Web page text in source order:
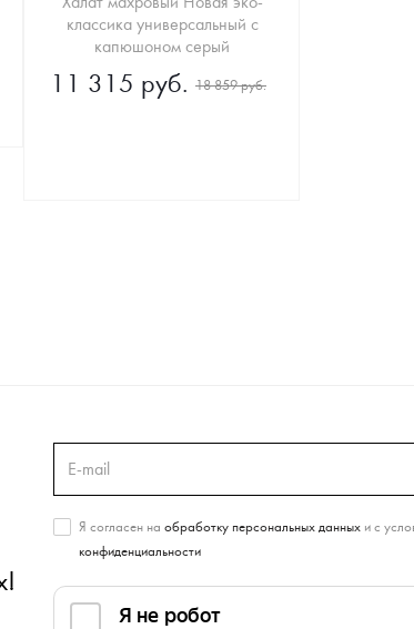
классика универсальный с
капюшоном серый
11 315 руб. 18 859 руб.
Я согласен на обработку персональных данныхи с
конфиденциальности